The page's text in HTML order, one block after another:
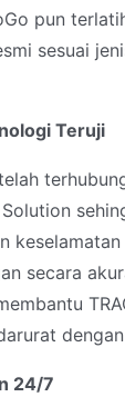
pun
sesuai
Teruji
secara
24/7